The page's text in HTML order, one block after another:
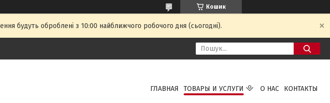
Кошик
будуть оброблені з 10:00 найближчого робочого дня (сьогодні).
ГЛАВНАЯ ТОВАРЫ И УСЛУГИ О НАС КОНТАКТЫ